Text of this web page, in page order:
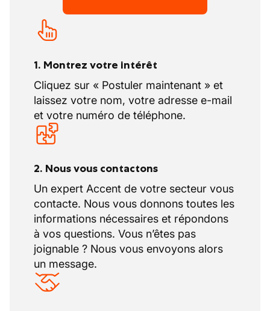
1. Montrez votre intérêt
Cliquez sur « Postuler maintenant » et
laissez votre nom, votre adresse e-mail
et votre numéro de téléphone.
2. Nous vous contactons
Un expert Accent de votre secteur vous
contacte. Nous vous donnons toutes les
informations nécessaires et répondons
à vos questions. Vous n’êtes pas
joignable ? Nous vous envoyons alors
un message.